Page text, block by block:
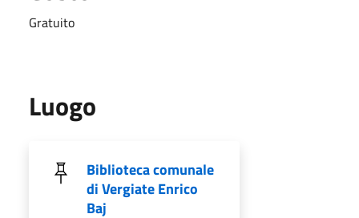
Gratuito
Luogo
Biblioteca comunale
di Vergiate Enrico
Baj